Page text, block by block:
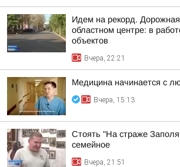
Идем на рекорд.
областном центре: в
объектов
Вчера, 22:21
Медицина начинается с
Вчера, 15:13
Стоять "На страже
семейное
Вчера, 21:51